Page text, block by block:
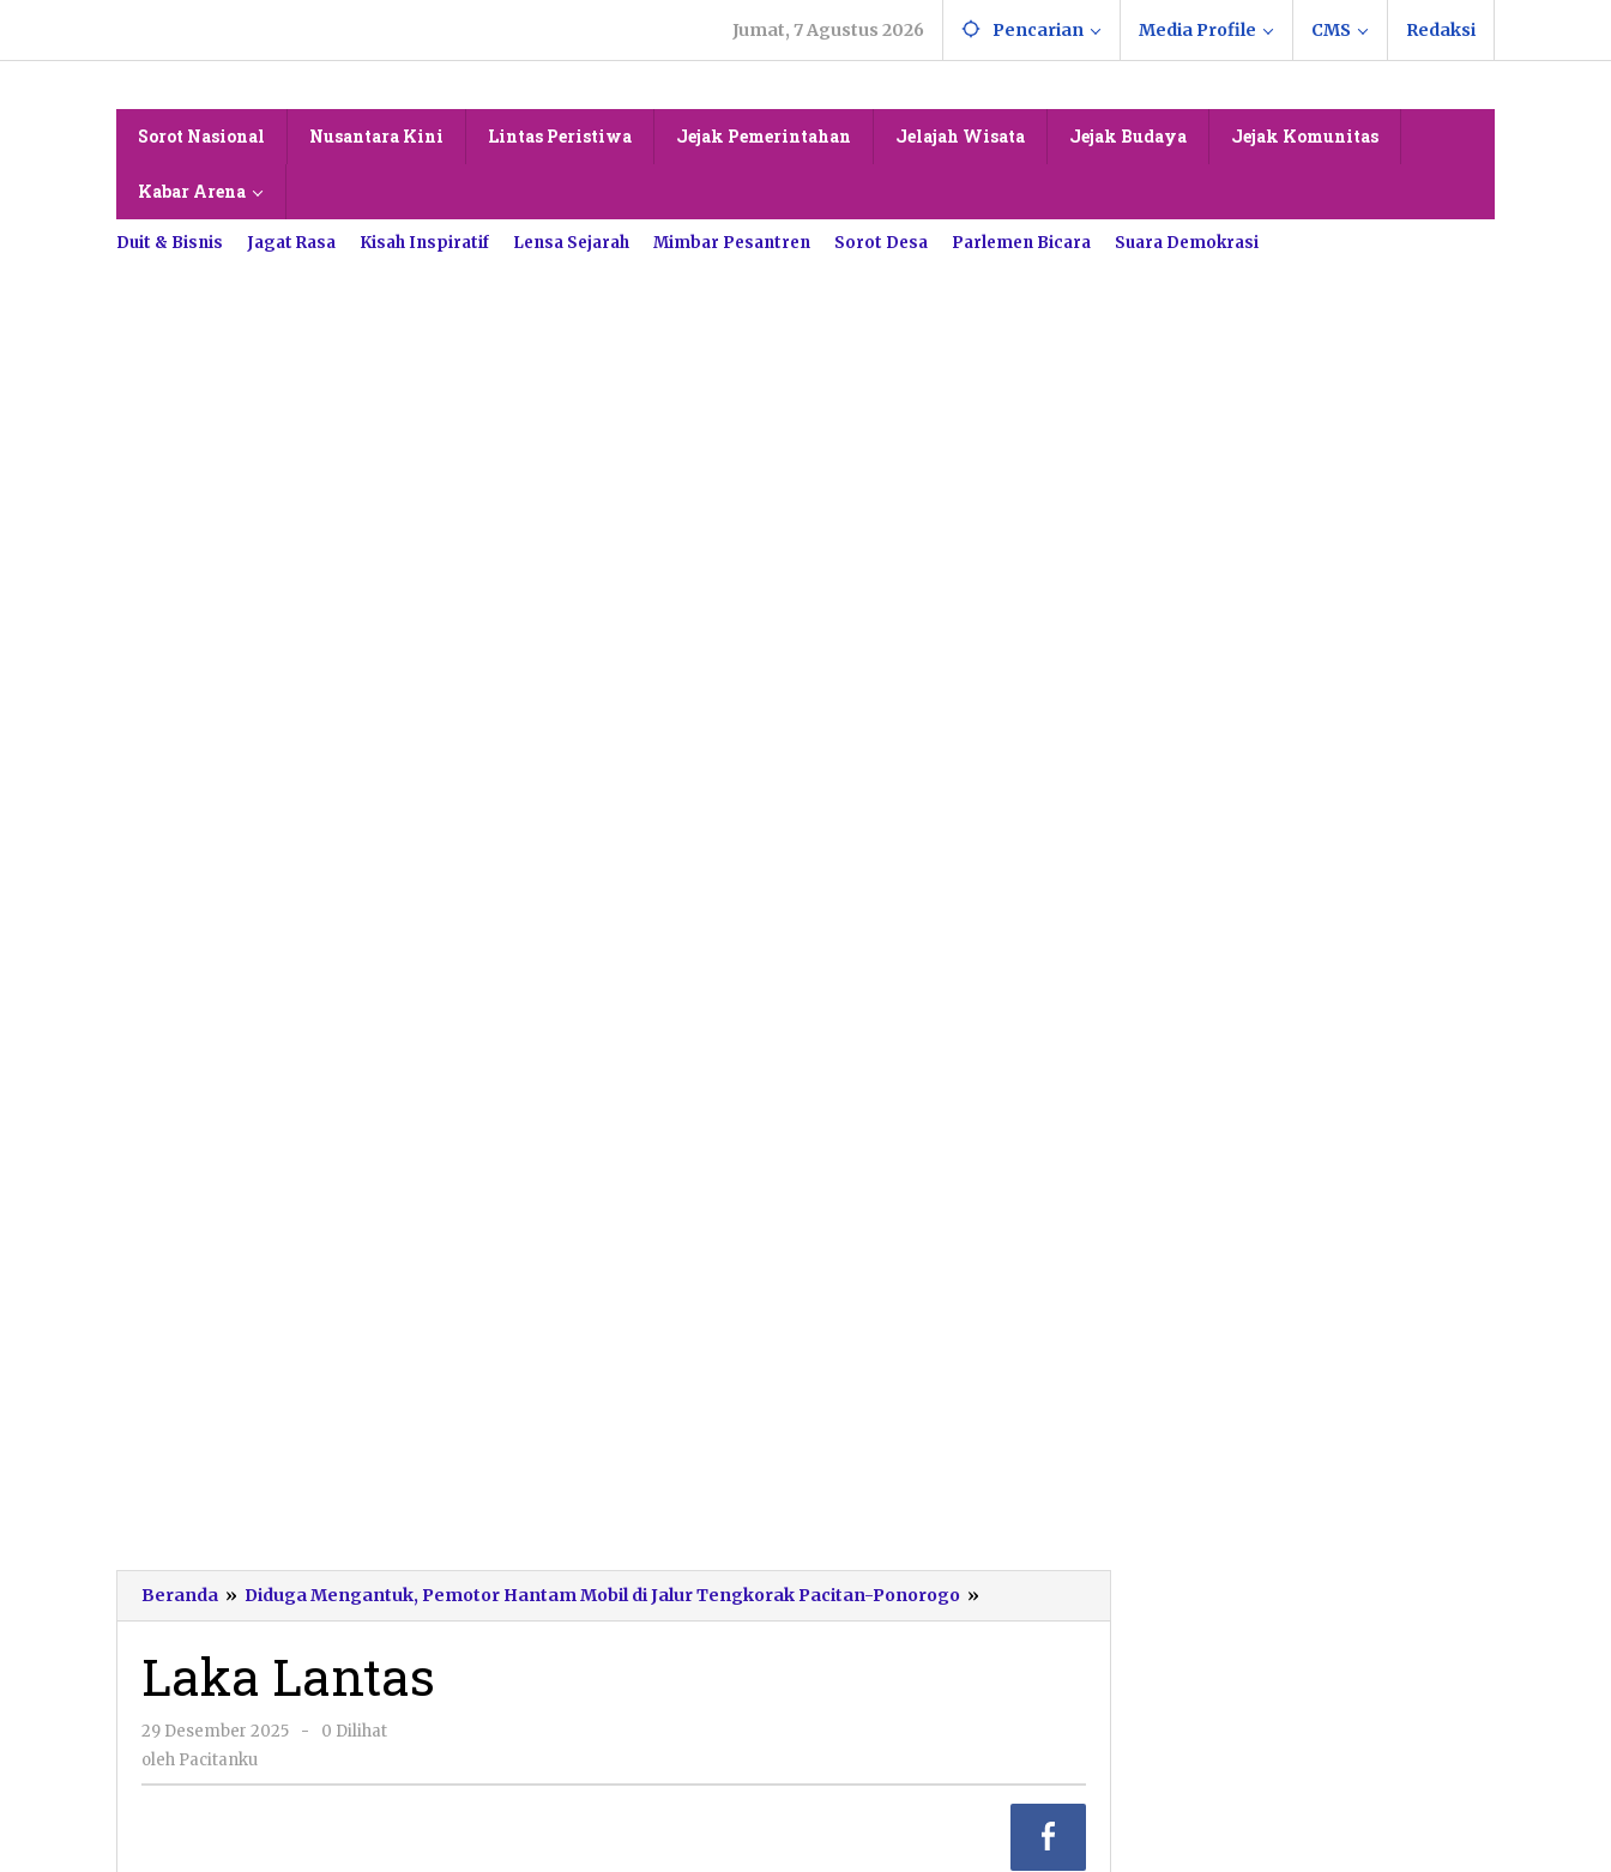
konten
Jumat, 7 Agustus 2026 Pencarian Media Profile CMS Redaksi
Sorot Nasional Nusantara Kini Lintas Peristiwa Jejak Pemerintahan Jelajah Wisata Jejak Budaya Jejak Komunitas
Kabar Arena
Duit & Bisnis Jagat Rasa Kisah Inspiratif Lensa Sejarah Mimbar Pesantren Sorot Desa Parlemen Bicara Suara Demokrasi
Beranda » Diduga Mengantuk, Pemotor Hantam Mobil di Jalur Tengkorak Pacitan-Ponorogo »
Lantas
Laka Lantas
29 Desember 2025
oleh
-
0 Dilihat
oleh Pacitanku